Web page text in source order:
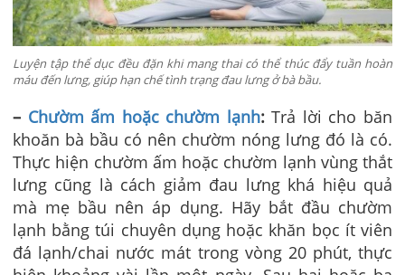
Luyện tập thể dục đều đặn khi mang thai có thể thúc đẩy tuần hoàn
máu đến lưng, giúp hạn chế tình trạng đau lưng ở bà bầu.
– Chườm ấm hoặc chườm lạnh:Trả lời cho băn
khoăn bà bầu có nên chườm nóng lưng đó là có.
Thực hiện chườm ấm hoặc chườm lạnh vùng thắt
lưng cũng là cách giảm đau lưng khá hiệu quả
mà mẹ bầu nên áp dụng. Hãy bắt đầu chườm
lạnh bằng túi chuyên dụng hoặc khăn bọc ít viên
đá lạnh/chai nước mát trong vòng 20 phút, thực